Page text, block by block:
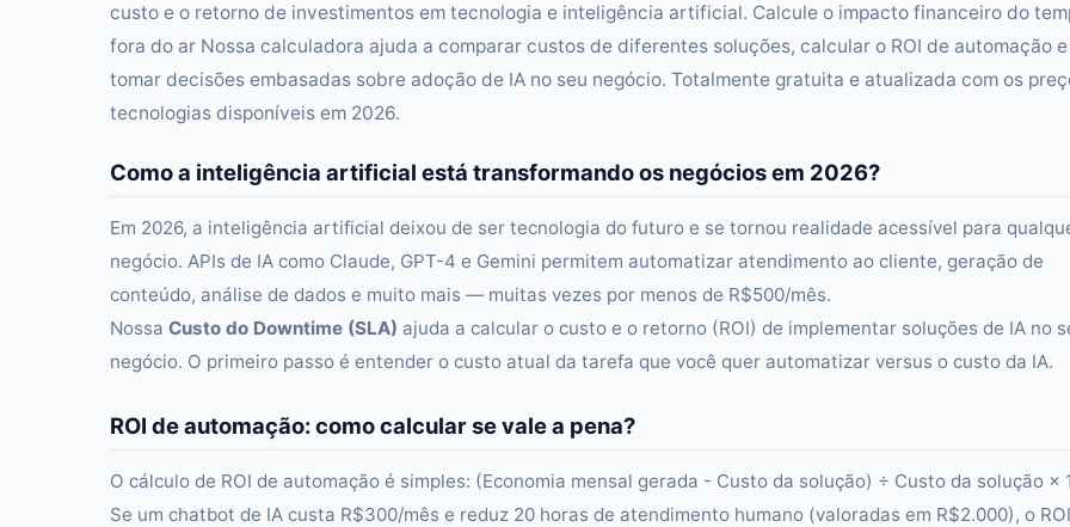
custo e o retorno de investimentos em tecnologia e inteligência artificial. Calcule o impacto financeiro do
fora do ar Nossa calculadora ajuda a comparar custos de diferentes soluções, calcular o ROI de automação e
tomar decisões embasadas sobre adoção de IA no seu negócio. Totalmente gratuita e atualizada com os
tecnologias disponíveis em 2026.
Como a inteligência artificial está transformando os negócios em 2026?
Em 2026, a inteligência artificial deixou de ser tecnologia do futuro e se tornou realidade acessível para
negócio. APIs de IA como Claude, GPT-4 e Gemini permitem automatizar atendimento ao cliente, geração de
conteúdo, análise de dados e muito mais — muitas vezes por menos de R$500/mês.
Nossa Custo do Downtime (SLA) ajuda a calcular o custo e o retorno (ROI) de implementar soluções de IA no
negócio. O primeiro passo é entender o custo atual da tarefa que você quer automatizar versus o custo da IA.
ROI de automação: como calcular se vale a pena?
O cálculo de ROI de automação é simples: (Economia mensal gerada - Custo da solução) ÷ Custo da solução ×
Se um chatbot de IA custa R$300/mês e reduz 20 horas de atendimento humano (valoradas em R$2.000), o